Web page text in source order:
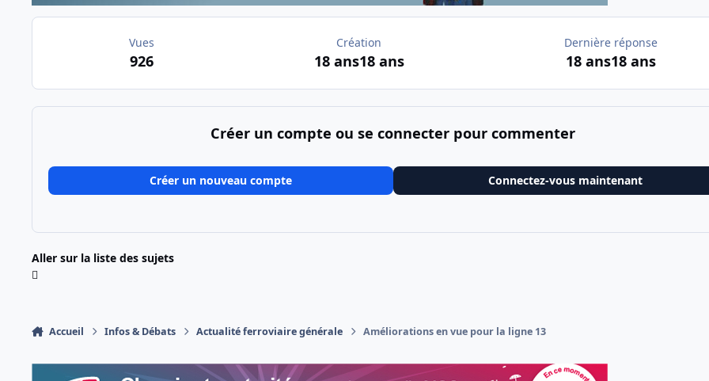
Vues
926
Création
18 ans18 ans
Dernière réponse
18 ans18 ans
Créer un compte ou se connecter pour commenter
Créer un nouveau compte Connectez-vous maintenant
Aller sur la liste des sujets
Accueil Infos & Débats Actualité ferroviaire générale Améliorations en vue pour la ligne 13